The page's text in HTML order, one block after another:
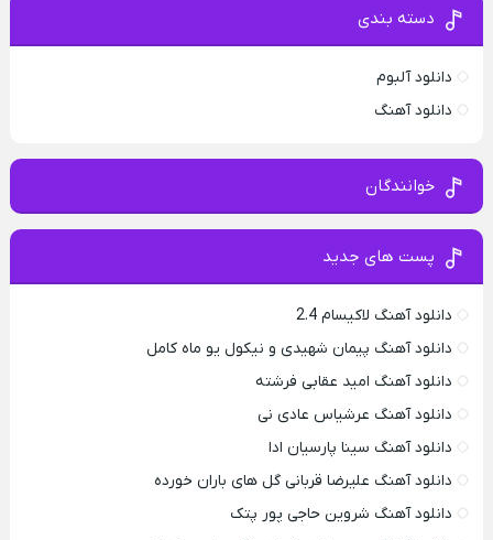
دسته بندی
دانلود آلبوم
دانلود آهنگ
خوانندگان
پست های جدید
دانلود آهنگ لاکیسام 2.4
دانلود آهنگ پیمان شهیدی و نیکول یو ماه کامل
دانلود آهنگ امید عقابی فرشته
دانلود آهنگ عرشیاس عادی نی
دانلود آهنگ سینا پارسیان ادا
دانلود آهنگ علیرضا قربانی گل های باران خورده
دانلود آهنگ شروین حاجی پور پتک